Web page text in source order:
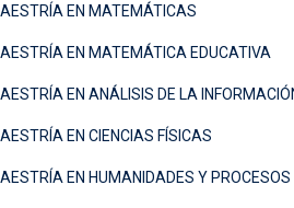
EN MATEMÁTICAS
EN MATEMÁTICA EDUCATIVA
EN ANÁLISIS DE LA
EN CIENCIAS FÍSICAS
EN HUMANIDADES Y